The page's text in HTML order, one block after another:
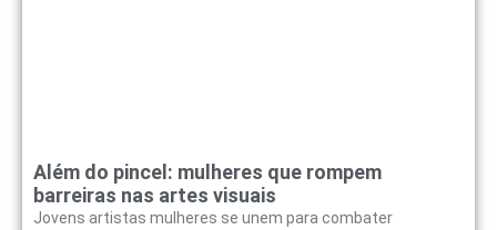
Além do pincel: mulheres que rompem
barreiras nas artes visuais
Jovens artistas mulheres se unem para combater